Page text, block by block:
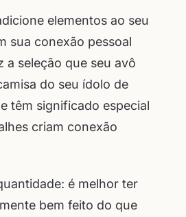
elementos ao seu
sua conexão pessoal
a seleção que seu avô
do seu ídolo de
têm significado especial
criam conexão
é melhor ter
bem feito do que